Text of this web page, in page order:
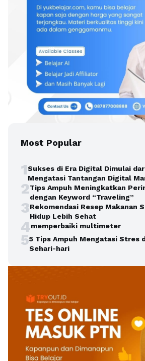
Most Popular
1Sukses di Era Digital Dimulai
Mengatasi Tantangan Digital
2Tips Ampuh Meningkatkan
dengan Keyword “Traveling”
3Rekomendasi Resep Makanan
Hidup Lebih Sehat
4memperbaiki multimeter
55 Tips Ampuh Mengatasi Stres
Sehari-hari